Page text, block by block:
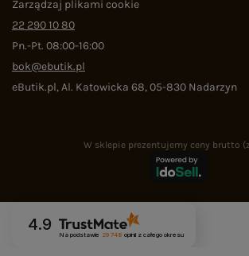
Zarządzaj plikami cookie
22 290 10 80
Pn.-Pt. 08:00-16:00
bok@ebutik.pl
eButik.pl,Al. Katowicka 68,05-830 Nadarzyn
W sklepie prezentujemy ceny brutto (z
4.9
Na podstawie 29 748 opinii z całego okresu